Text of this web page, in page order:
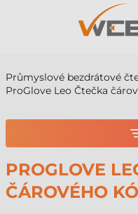
Průmyslové bezdrátové
ProGlove Leo Čtečka
PROGLOVE
ČÁROVÉHO